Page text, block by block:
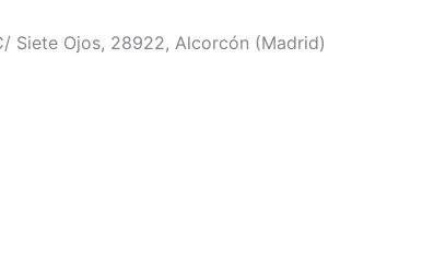
Siete Ojos, 28922, Alcorcón (Madrid)